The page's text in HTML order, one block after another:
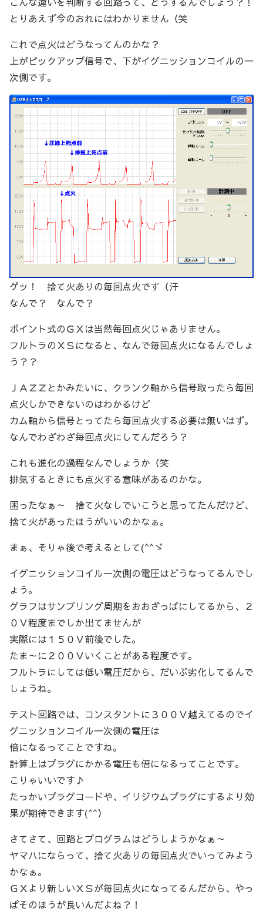
とりあえず今のおれにはわかりません（笑
これで点火はどうなってんのかな？
上がピックアップ信号で、下がイグニッションコイルの一
次側です。
ゲッ！ 捨て火ありの毎回点火です（汗
なんで？ なんで？
ポイント式のＧＸは当然毎回点火じゃありません。
フルトラのＸＳになると、なんで毎回点火になるんでしょ
う？？
ＪＡＺＺとかみたいに、クランク軸から信号取ったら毎回
点火しかできないのはわかるけど
カム軸から信号とってたら毎回点火する必要は無いはず。
なんでわざわざ毎回点火にしてんだろう？
これも進化の過程なんでしょうか（笑
排気するときにも点火する意味があるのかな。
困ったなぁ～ 捨て火なしでいこうと思ってたんだけど、
捨て火があったほうがいいのかなぁ。
まぁ、そりゃ後で考えるとして(^^ゞ
イグニッションコイル一次側の電圧はどうなってるんでし
ょう。
グラフはサンプリング周期をおおざっぱにしてるから、２
０Ｖ程度までしか出てませんが
実際には１５０Ｖ前後でした。
たま～に２００Ｖいくことがある程度です。
フルトラにしては低い電圧だから、だいぶ劣化してるんで
しょうね。
テスト回路では、コンスタントに３００Ｖ越えてるのでイ
グニッションコイル一次側の電圧は
倍になるってことですね。
計算上はプラグにかかる電圧も倍になるってことです。
こりゃいいです♪
たっかいプラグコードや、イリジウムプラグにするより効
果が期待できます(^^）
さてさて、回路とプログラムはどうしようかなぁ～
ヤマハにならって、捨て火ありの毎回点火でいってみよう
かなぁ。
ＧＸより新しいＸＳが毎回点火になってるんだから、やっ
ぱそのほうが良いんだよね？！